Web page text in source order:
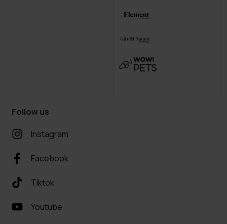
Follow us
Instagram
Facebook
Tiktok
Youtube